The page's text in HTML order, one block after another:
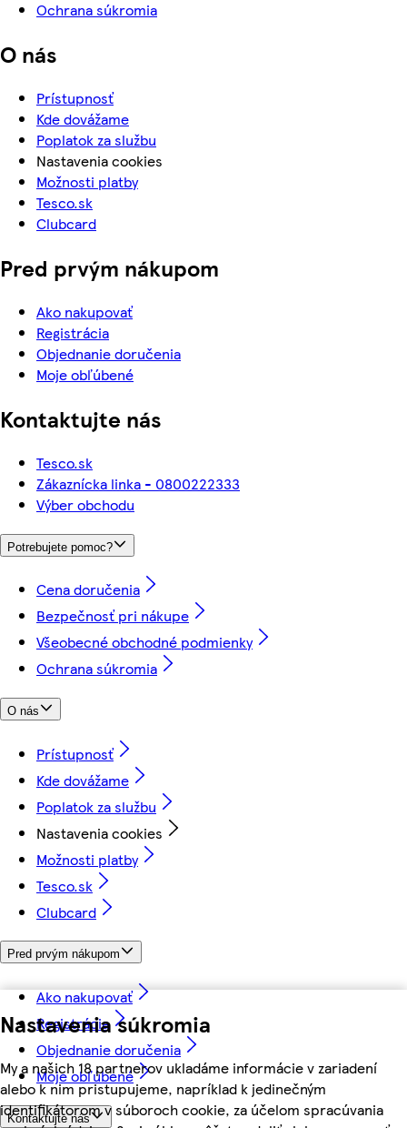
Nastavenia súkromia
My a našich 18 partnerov ukladáme informácie v zariadení
alebo k nim pristupujeme, napríklad k jedinečným
identifikátorom v súboroch cookie, za účelom spracúvania
Ochrana súkromia
O nás
Prístupnosť
Kde dovážame
Poplatok za službu
Nastavenia cookies
Možnosti platby
Tesco.sk
Clubcard
Pred prvým nákupom
Ako nakupovať
Registrácia
Objednanie doručenia
Moje obľúbené
Kontaktujte nás
Tesco.sk
Zákaznícka linka - 0800222333
Výber obchodu
Potrebujete pomoc?
Cena doručenia
Bezpečnosť pri nákupe
Všeobecné obchodné podmienky
Ochrana súkromia
O nás
Prístupnosť
Kde dovážame
Poplatok za službu
Nastavenia cookies
Možnosti platby
Tesco.sk
Clubcard
Pred prvým nákupom
Ako nakupovať
Registrácia
Objednanie doručenia
Moje obľúbené
Kontaktujte nás